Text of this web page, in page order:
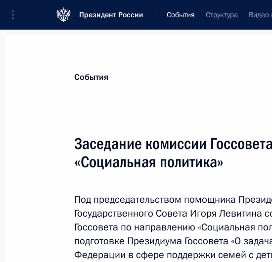
Президент России События Структура Видео
События
Заседание комиссии
«Социальная политика»
Под председательством помощника
Государственного Совета Игоря Левитина
Госсовета по направлению «Социальная
подготовке Президиума Госсовета «О
Федерации в сфере поддержки семей с